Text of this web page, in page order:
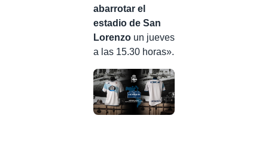
abarrotar el
estadio de San
Lorenzo un jueves
a las 15.30 horas».